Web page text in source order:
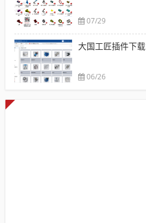
07/29
大国工匠插件下载
06/26